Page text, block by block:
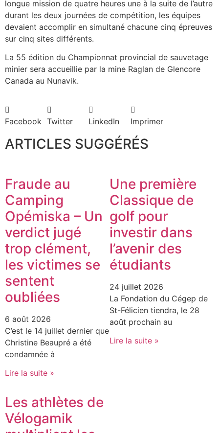
longue mission de quatre heures une à la suite de l’autre
durant les deux journées de compétition, les équipes
devaient accomplir en simultané chacune cinq épreuves
sur cinq sites différents.
La 55 édition du Championnat provincial de sauvetage
minier sera accueillie par la mine Raglan de Glencore
Canada au Nunavik.
Facebook Twitter LinkedIn Imprimer
ARTICLES SUGGÉRÉS
Fraude au
Camping
Opémiska – Un
verdict jugé
trop clément,
les victimes se
sentent
oubliées
6 août 2026
C’est le 14 juillet dernier que
Christine Beaupré a été
condamnée à
Lire la suite »
Une première
Classique de
golf pour
investir dans
l’avenir des
étudiants
24 juillet 2026
La Fondation du Cégep de
St-Félicien tiendra, le 28
août prochain au
Lire la suite »
Les athlètes de
Vélogamik